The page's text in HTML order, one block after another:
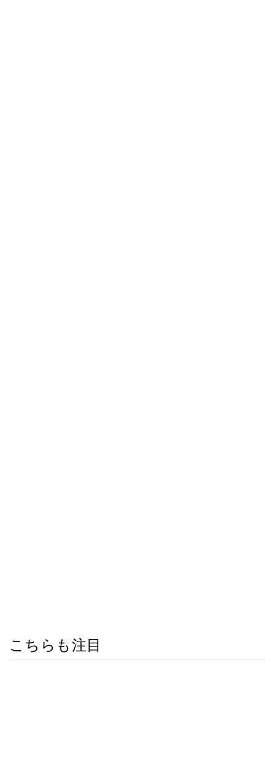
こちらも注目